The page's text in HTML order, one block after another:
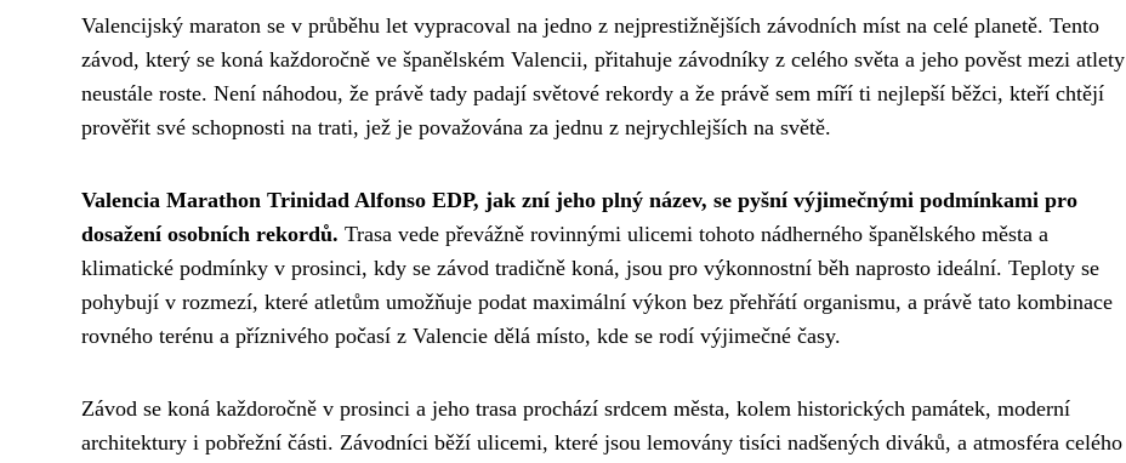
Valencijský maraton se v průběhu let vypracoval na jedno z nejprestižnějších závodních míst na celé planetě. Tento
závod, který se koná každoročně ve španělském Valencii, přitahuje závodníky z celého světa a jeho pověst mezi atlety
neustále roste. Není náhodou, že právě tady padají světové rekordy a že právě sem míří ti nejlepší běžci, kteří chtějí
prověřit své schopnosti na trati, jež je považována za jednu z nejrychlejších na světě.
Valencia Marathon Trinidad Alfonso EDP, jak zní jeho plný název, se pyšní výjimečnými podmínkami pro
dosažení osobních rekordů. Trasa vede převážně rovinnými ulicemi tohoto nádherného španělského města a
klimatické podmínky v prosinci, kdy se závod tradičně koná, jsou pro výkonnostní běh naprosto ideální. Teploty se
pohybují v rozmezí, které atletům umožňuje podat maximální výkon bez přehřátí organismu, a právě tato kombinace
rovného terénu a příznivého počasí z Valencie dělá místo, kde se rodí výjimečné časy.
Závod se koná každoročně v prosinci a jeho trasa prochází srdcem města, kolem historických památek, moderní
architektury i pobřežní části. Závodníci běží ulicemi, které jsou lemovány tisíci nadšených diváků, a atmosféra celého